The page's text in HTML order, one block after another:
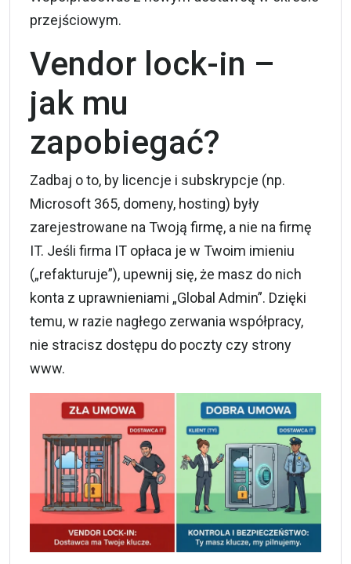
przejściowym.
Vendor lock-in –
jak mu
zapobiegać?
Zadbaj o to, by licencje i subskrypcje (np.
Microsoft 365, domeny, hosting) były
zarejestrowane na Twoją firmę, a nie na firmę
IT. Jeśli firma IT opłaca je w Twoim imieniu
(„refakturuje”), upewnij się, że masz do nich
konta z uprawnieniami „Global Admin”. Dzięki
temu, w razie nagłego zerwania współpracy,
nie stracisz dostępu do poczty czy strony
www.